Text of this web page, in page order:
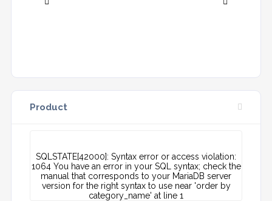
Product
SQLSTATE[42000]: Syntax error or access violation:
1064 You have an error in your SQL syntax; check the
manual that corresponds to your MariaDB server
version for the right syntax to use near 'order by
category_name' at line 1